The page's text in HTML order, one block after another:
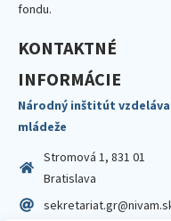
fondu.
KONTAKTNÉ
INFORMÁCIE
Národný inštitút
mládeže
Stromová 1, 831 01
Bratislava